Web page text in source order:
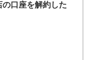
の口座を解約した